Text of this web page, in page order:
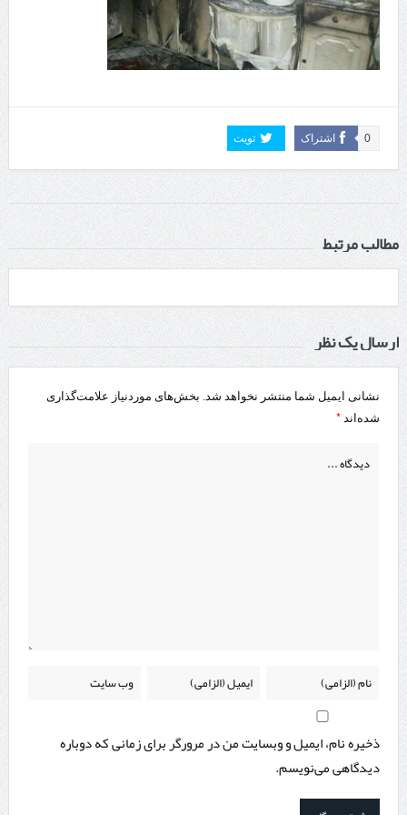
اشتراک 0 تویت
مطالب مرتبط
ارسال یک نظر
نشانی ایمیل شما منتشر نخواهد شد. بخش‌های موردنیاز علامت‌گذاری
شده‌اند *
ذخیره نام، ایمیل و وبسایت من در مرورگر برای زمانی که دوباره
دیدگاهی می‌نویسم.